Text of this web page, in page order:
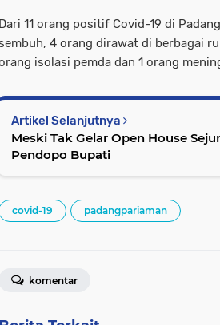
Dari 11 orang positif Covid-19 di
4 orang dirawat di berbagai
isolasi pemda dan 1 orang
Artikel Selanjutnya
Meski Tak Gelar Open House
Pendopo Bupati
covid-19 padangpariaman
komentar